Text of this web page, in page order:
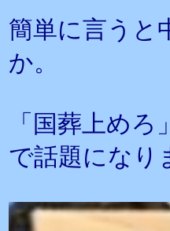
簡単に言うと
か。
「国葬上め
で話題になり